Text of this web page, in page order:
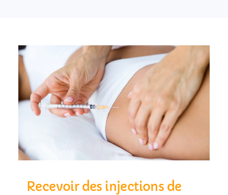
Recevoir des injections de